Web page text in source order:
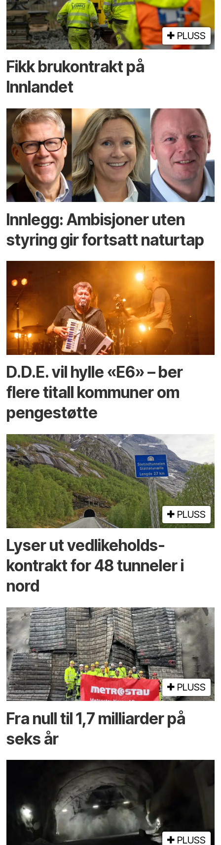
PLUSS
Fikk brukontrakt på
Innlandet
Innlegg: Ambisjoner uten
styring gir fortsatt naturtap
D.D.E. vil hylle «E6» – ber
flere titall kommuner om
pengestøtte
PLUSS
Lyser ut vedlikeholds­
kontrakt for 48 tunneler i
nord
PLUSS
Fra null til 1,7 milliarder på
seks år
PLUSS